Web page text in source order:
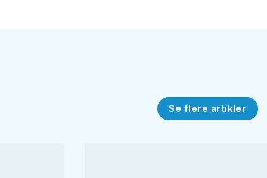
Se flere artikler